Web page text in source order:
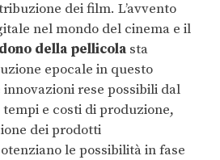
dei film. L’avvento
nel mondo del cinema e il
della pellicola sta
epocale in questo
rese possibili dal
e costi di produzione,
dei prodotti
le possibilità in fase